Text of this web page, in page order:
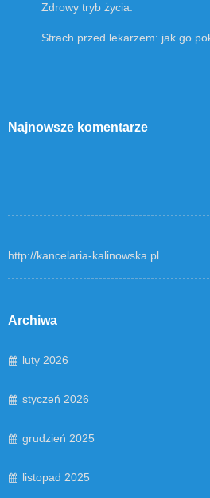
Zdrowy tryb życia.
Strach przed lekarzem: jak go
Najnowsze komentarze
http://kancelaria-kalinowska.pl
Archiwa
luty 2026
styczeń 2026
grudzień 2025
listopad 2025